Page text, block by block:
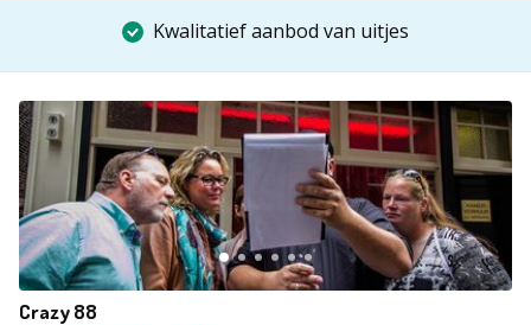
Kwalitatief aanbod van uitjes
Crazy 88